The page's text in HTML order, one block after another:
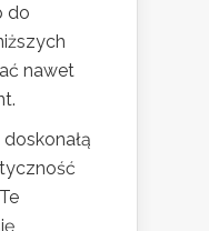
do
nawet